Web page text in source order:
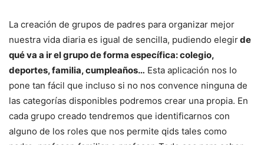
La creación de grupos de padres para organizar mejor
nuestra vida diaria es igual de sencilla, pudiendo elegirde
qué va a ir el grupo de forma específica: colegio,
deportes, familia, cumpleaños… Esta aplicación nos lo
pone tan fácil que incluso si no nos convence ninguna de
las categorías disponibles podremos crear una propia. En
cada grupo creado tendremos que identificarnos con
alguno de los roles que nos permite qids tales como